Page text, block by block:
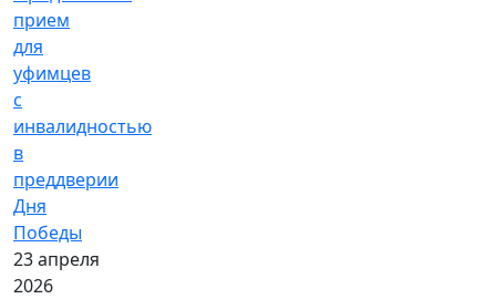
прием
для
уфимцев
с
инвалидностью
в
преддверии
Дня
Победы
23 апреля
2026